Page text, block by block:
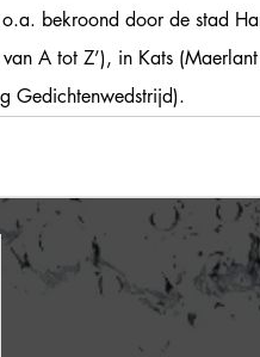
bekroond door de stad
A tot Z’), in Kats
Gedichtenwedstrijd).